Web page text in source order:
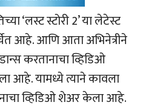
‘लस्ट स्टोरी 2’ या लेटेस्ट
आहे. आणि आता अभिनेत्रीने
करतानाचा व्हिडिओ
आहे. यामध्ये त्याने कावला
व्हिडिओ शेअर केला आहे.